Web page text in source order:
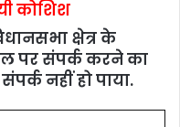
कोशिश
क्षेत्र के
पर संपर्क करने का
नहीं हो पाया.